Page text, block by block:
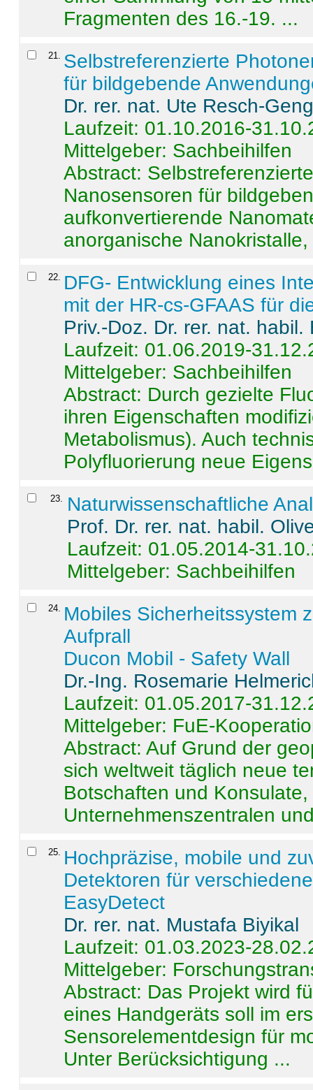
Fragmenten des 16.-19. ...
21
Selbstreferenzierte
für bildgebende
Dr. rer. nat. Ute Resch-
Laufzeit: 01.10.2016-
Mittelgeber: Sachbeihilfen
Abstract:
Nanosensoren für
aufkonvertierende
anorganische
22
DFG- Entwicklung eines
mit der HR-cs-GFAAS für
Priv.-Doz. Dr. rer. nat.
Laufzeit: 01.06.2019-
Mittelgeber: Sachbeihilfen
Abstract: Durch gezielte
ihren Eigenschaften
Metabolismus). Auch
Polyfluorierung neue
23. Naturwissenschaftliche
Prof. Dr. rer. nat. habil.
Laufzeit: 01.05.2014-
Mittelgeber: Sachbeihilfen
24. Mobiles Sicherheitssystem
Aufprall
Ducon Mobil - Safety Wall
Dr.-Ing. Rosemarie
Laufzeit: 01.05.2017-
Mittelgeber: FuE-
Abstract:Auf Grund der
sich weltweit täglich neue
Botschaften und
Unternehmenszentralen
25. Hochpräzise, mobile und
Detektoren für
EasyDetect
Dr. rer. nat. Mustafa Biyikal
Laufzeit: 01.03.2023-
Mittelgeber:
Abstract: Das Projekt wird
eines Handgeräts soll im
Sensorelementdesign für
Unter Berücksichtigung ...